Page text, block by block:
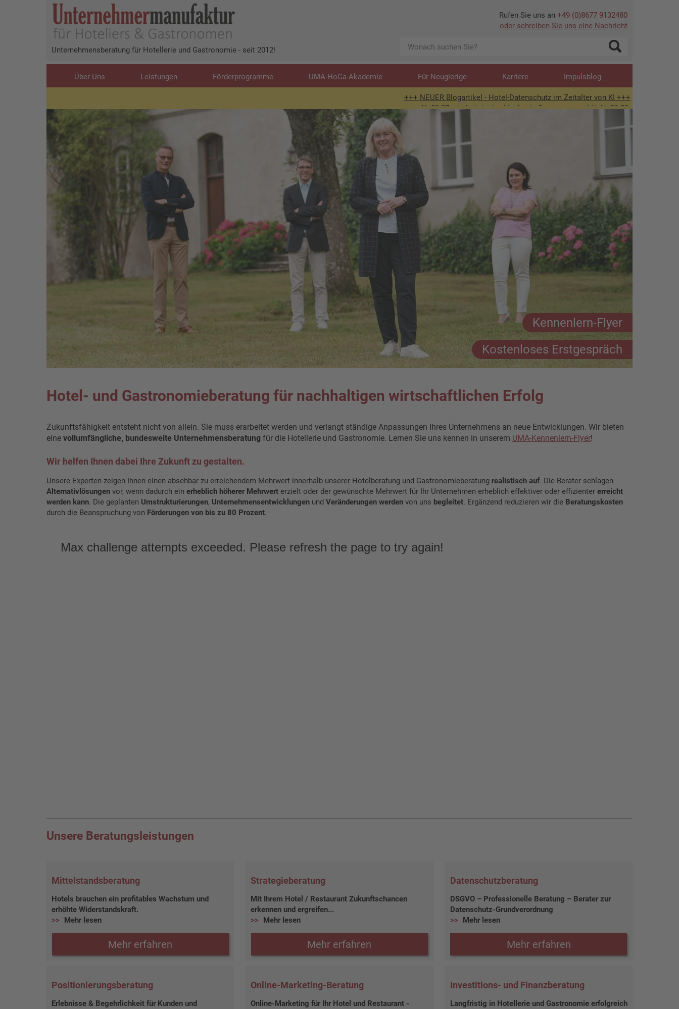
Unternehmensberatung für Hotellerie und Gastronomie - seit 2012!
Rufen Sie uns an +49 (0)8677 9132480
oder schreiben Sie uns eine Nachricht
Wonach
Sie?
navigation
Über Uns Leistungen Förderprogramme UMA-HoGa-Akademie Für Neugierige Karriere Impulsblog
+++ NEUER Blogartikel - Hotel-Datenschutz im Zeitalter von KI +++
+++ Ab 01.07. sind wir in der Akademie-Sommerpause! ** Ab 01.09. wieder für Sie da **
Bild
Kennenlern-Flyer
Kostenloses Erstgespräch
Hotel- und Gastronomieberatung für nachhaltigen wirtschaftlichen Erfolg
Zukunftsfähigkeit entsteht nicht von allein. Sie muss erarbeitet werden und verlangt ständige Anpassungen Ihres Unternehmens an neue Entwicklungen. Wir bieten
eine vollumfängliche, bundesweite Unternehmensberatung für die Hotellerie und Gastronomie. Lernen Sie uns kennen in unserem UMA-Kennenlern-Flyer!
Wir helfen Ihnen dabei Ihre Zukunft zu gestalten.
Unsere Experten zeigen Ihnen einen absehbar zu erreichendem Mehrwert innerhalb unserer Hotelberatung und Gastronomieberatung realistisch auf. Die Berater schlagen
Alternativlösungen vor, wenn dadurch ein erheblich höherer Mehrwert erzielt oder der gewünschte Mehrwert für Ihr Unternehmen erheblich effektiver oder effizienter erreicht
werden kann. Die geplanten Umstrukturierungen, Unternehmensentwicklungen und Veränderungen werden von uns begleitet. Ergänzend reduzieren wir die Beratungskosten
durch die Beanspruchung von Förderungen von bis zu 80 Prozent.
Unsere Beratungsleistungen
Mittelstandsberatung
Hotels brauchen ein profitables Wachstum und
erhöhte Widerstandskraft.
Mehr lesen
Mehr erfahren
Strategieberatung
Mit Ihrem Hotel / Restaurant Zukunftschancen
erkennen und ergreifen...
Mehr lesen
Mehr erfahren
Datenschutzberatung
DSGVO – Professionelle Beratung – Berater zur
Datenschutz-Grundverordnung
Mehr lesen
Mehr erfahren
Positionierungsberatung
Erlebnisse & Begehrlichkeit für Kunden und
Online-Marketing-Beratung
Online-Marketing für Ihr Hotel und Restaurant -
Investitions- und Finanzberatung
Langfristig in Hotellerie und Gastronomie erfolgreich